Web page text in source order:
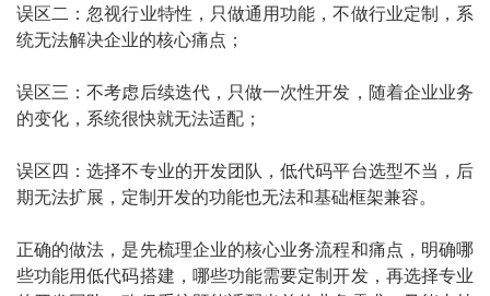
误区二：忽视行业特性，只做通用功能，不做行业定制，系
统无法解决企业的核心痛点；
误区三：不考虑后续迭代，只做一次性开发，随着企业业务
的变化，系统很快就无法适配；
误区四：选择不专业的开发团队，低代码平台选型不当，后
期无法扩展，定制开发的功能也无法和基础框架兼容。
正确的做法，是先梳理企业的核心业务流程和痛点，明确哪
些功能用低代码搭建，哪些功能需要定制开发，再选择专业